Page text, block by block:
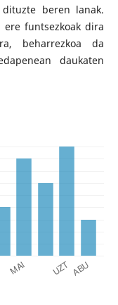
beren lanak.
funtsezkoak dira
beharrezkoa da
daukaten